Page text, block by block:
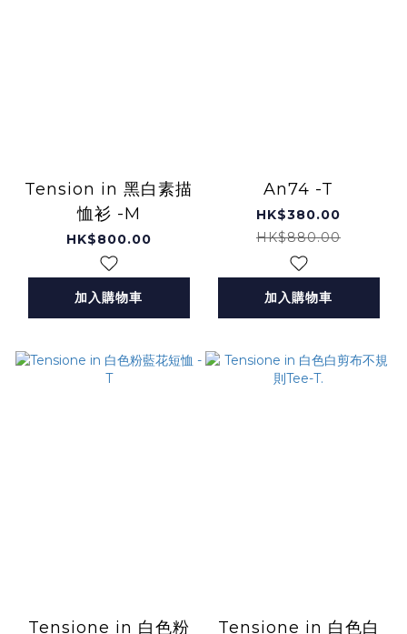
Tension in 黑白素描
恤衫 -M
HK$800.00
加入購物車
An74 -T
HK$380.00
HK$880.00
加入購物車
Tensione in 白色粉
Tensione in 白色白